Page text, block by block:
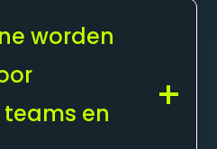
worden
en